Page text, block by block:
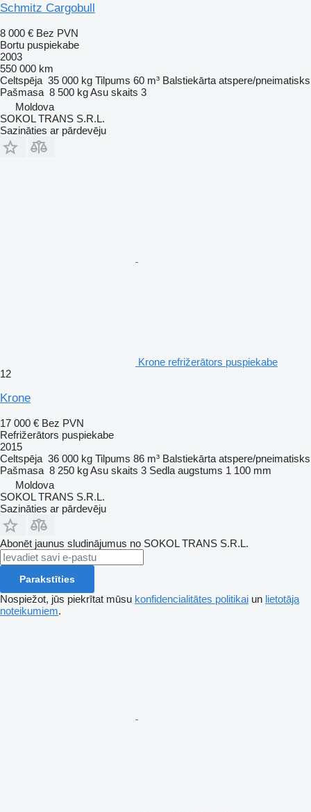
Schmitz Cargobull
8 000 € Bez PVN
Bortu puspiekabe
2003
550 000 km
Celtspēja 35 000 kg Tilpums 60 m³ Balstiekārta atspere/pneimatisks
Pašmasa 8 500 kgAsu skaits 3
Moldova
SOKOL TRANS S.R.L.
Sazināties ar pārdevēju
Krone refrižerātors puspiekabe
12
Krone
17 000 € Bez PVN
Refrižerātors puspiekabe
2015
Celtspēja 36 000 kg Tilpums 86 m³ Balstiekārta atspere/pneimatisks
Pašmasa 8 250 kgAsu skaits 3 Sedla augstums 1 100 mm
Moldova
SOKOL TRANS S.R.L.
Sazināties ar pārdevēju
Abonēt jaunus sludinājumus no SOKOL TRANS S.R.L.
Parakstīties
Nospiežot, jūs piekrītat mūsu konfidencialitātes politikai un lietotāja
noteikumiem.